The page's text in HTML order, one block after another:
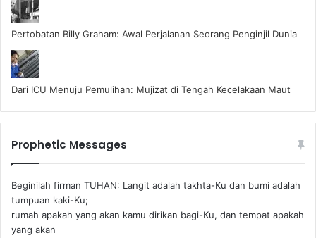
Pertobatan Billy Graham: Awal Perjalanan Seorang Penginjil Dunia
Dari ICU Menuju Pemulihan: Mujizat di Tengah Kecelakaan Maut
Prophetic Messages
Beginilah firman TUHAN: Langit adalah takhta-Ku dan bumi adalah
tumpuan kaki-Ku;
rumah apakah yang akan kamu dirikan bagi-Ku, dan tempat apakah
yang akan